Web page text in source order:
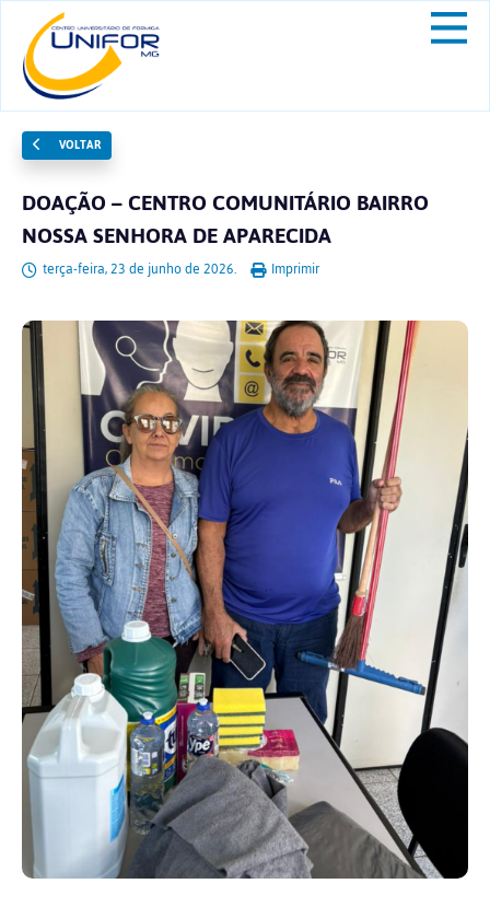
VOLTAR
DOAÇÃO – CENTRO COMUNITÁRIO BAIRRO
NOSSA SENHORA DE APARECIDA
terça-feira, 23 de junho de 2026. Imprimir